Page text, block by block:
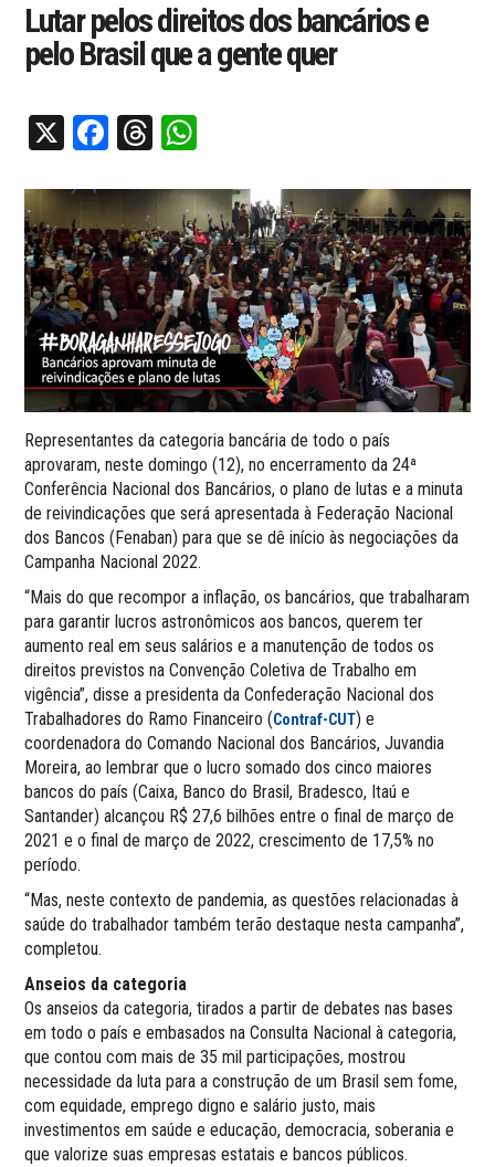
Lutar pelos direitos dos bancários e
pelo Brasil que a gente quer
X Facebook
Threads
Representantes da categoria bancária de todo o país
aprovaram, neste domingo (12), no encerramento da 24ª
Conferência Nacional dos Bancários, o plano de lutas e a minuta
de reivindicações que será apresentada à Federação Nacional
dos Bancos (Fenaban) para que se dê início às negociações da
Campanha Nacional 2022.
“Mais do que recompor a inflação, os bancários, que trabalharam
para garantir lucros astronômicos aos bancos, querem ter
aumento real em seus salários e a manutenção de todos os
direitos previstos na Convenção Coletiva de Trabalho em
vigência”, disse a presidenta da Confederação Nacional dos
Trabalhadores do Ramo Financeiro (Contraf-CUT) e
coordenadora do Comando Nacional dos Bancários, Juvandia
Moreira, ao lembrar que o lucro somado dos cinco maiores
bancos do país (Caixa, Banco do Brasil, Bradesco, Itaú e
Santander) alcançou R$ 27,6 bilhões entre o final de março de
2021 e o final de março de 2022, crescimento de 17,5% no
período.
“Mas, neste contexto de pandemia, as questões relacionadas à
saúde do trabalhador também terão destaque nesta campanha”,
completou.
Anseios da categoria
Os anseios da categoria, tirados a partir de debates nas bases
em todo o país e embasados na Consulta Nacional à categoria,
que contou com mais de 35 mil participações, mostrou
necessidade da luta para a construção de um Brasil sem fome,
com equidade, emprego digno e salário justo, mais
investimentos em saúde e educação, democracia, soberania e
que valorize suas empresas estatais e bancos públicos.